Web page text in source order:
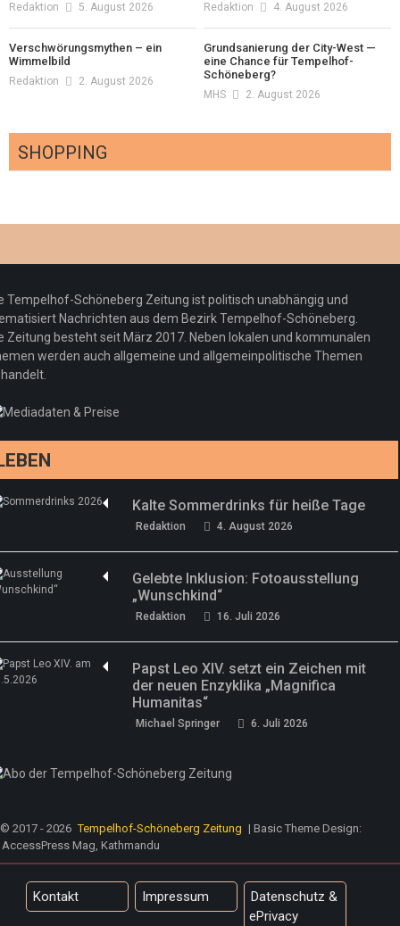
Redaktion 5. August 2026 Redaktion 4. August 2026
Verschwörungsmythen – ein
Wimmelbild
Redaktion 2. August 2026
Grundsanierung der City-West —
eine Chance für Tempelhof-
Schöneberg?
MHS 2. August 2026
SHOPPING
Redaktion 23. Juli 2026
Pepe Jeans London mit Summer Sale und
neuer Kollektion
Redaktion 19. Juli 2026
Woher kommt der Honig? – Neue EU-
Regeln gelten 14. Juni
drei neue Specials zur Fußball-WM
Tempelhof-Schöneberg Zeitung ist politisch unabhängig und
Nachrichten aus dem Bezirk Tempelhof-Schöneberg.
Zeitung besteht seit März 2017. Neben lokalen und kommunalen
werden auch allgemeine und allgemeinpolitische Themen
Kalte Sommerdrinks für heiße Tage
Redaktion 4. August 2026
Gelebte Inklusion: Fotoausstellung
„Wunschkind“
Redaktion 16. Juli 2026
Papst Leo XIV. setzt ein Zeichen mit
der neuen Enzyklika „Magnifica
Humanitas“
Michael Springer 6. Juli 2026
© 2017 - 2026 Tempelhof-Schöneberg Zeitung | Basic Theme Design:
AccessPress Mag, Kathmandu
Kontakt Impressum
Datenschutz &
ePrivacy